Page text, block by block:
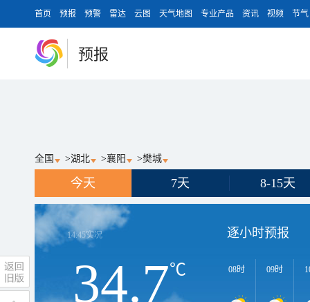
首页 预报 预警 雷达 云图 天气地图 专业产品 资讯 视频 节气
预报
全国 >湖北 >襄阳 >樊城
今天 7天 8-15天
14:45实况
34.7℃
逐小时预报
08时 09时